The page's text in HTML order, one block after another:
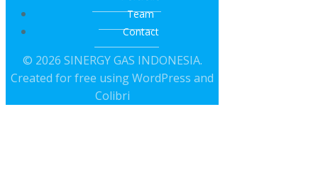
Team
Contact
© 2026 SINERGY GAS INDONESIA.
Created for free using WordPress and
Colibri